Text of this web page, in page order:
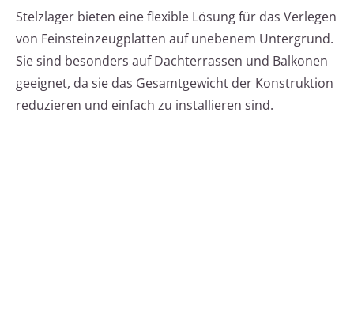
Stelzlager bieten eine flexible Lösung für das Verlegen
von Feinsteinzeugplatten auf unebenem Untergrund.
Sie sind besonders auf Dachterrassen und Balkonen
geeignet, da sie das Gesamtgewicht der Konstruktion
reduzieren und einfach zu installieren sind.